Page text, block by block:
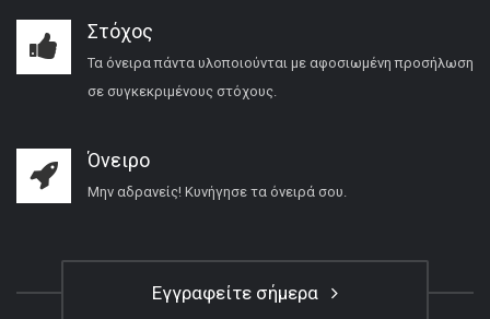
Στόχος
Τα όνειρα πάντα υλοποιούνται με αφοσιωμένη προσήλωση
σε συγκεκριμένους στόχους.
Όνειρο
Μην αδρανείς! Κυνήγησε τα όνειρά σου.
Εγγραφείτε σήμερα